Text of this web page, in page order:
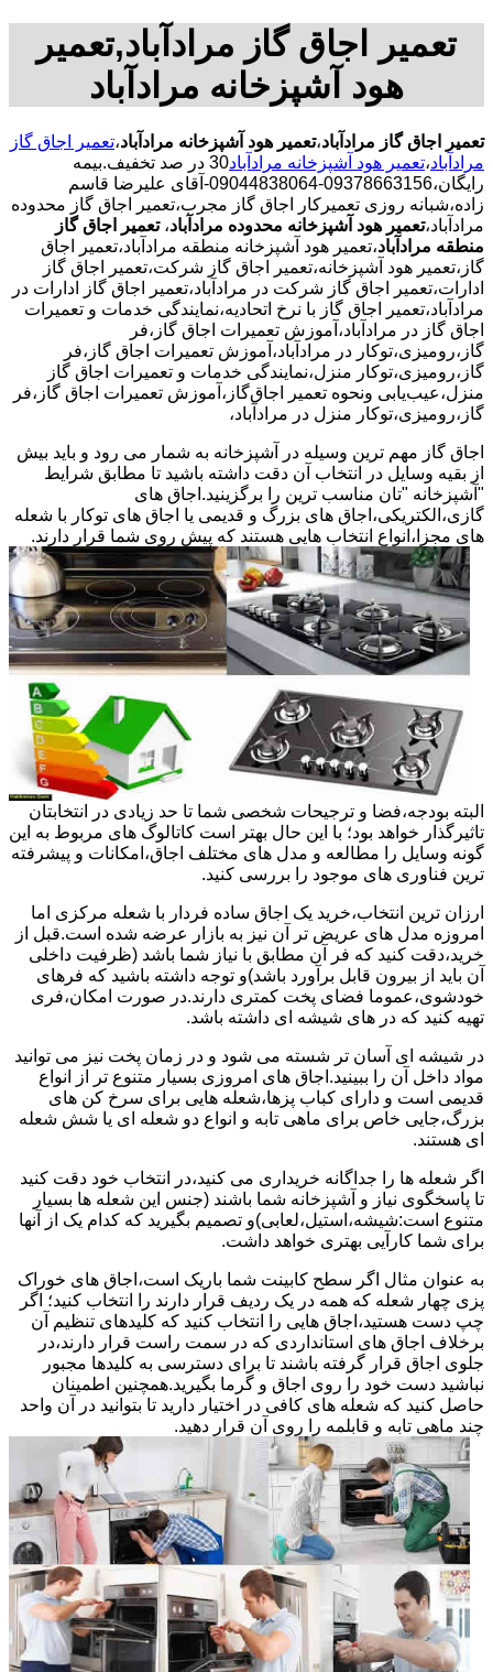
تعمیر اجاق گاز مرادآباد,تعمیر
هود آشپزخانه مرادآباد
تعمیر اجاق گاز مرادآباد،تعمیر هود آشپزخانه مرادآباد،تعمیر اجاق گاز
مرادآباد،تعمیر هود آشپزخانه مرادآباد
30 در صد تخفیف.بیمه
رایگان،09378663156-09044838064-آقای علیرضا قاسم
زاده،شبانه روزی تعمیرکار اجاق گاز مجرب،تعمیر اجاق گاز محدوده
مرادآباد،تعمیر هود آشپزخانه محدوده مرادآباد، تعمیر اجاق گاز
منطقه مرادآباد،تعمیر هود آشپزخانه منطقه مرادآباد،تعمیر اجاق
گاز،تعمیر هود آشپزخانه،تعمیر اجاق گاز شرکت،تعمیر اجاق گاز
ادارات،تعمیر اجاق گاز شرکت در مرادآباد،تعمیر اجاق گاز ادارات در
مرادآباد،تعمیر اجاق گاز با نرخ اتحادیه،نمایندگی خدمات و تعمیرات
اجاق گاز در مرادآباد،آموزش تعمیرات اجاق گاز،فر
گاز،رومیزی،توکار در مرادآباد،آموزش تعمیرات اجاق گاز،فر
گاز،رومیزی،توکار منزل،نمایندگی خدمات و تعمیرات اجاق گاز
منزل،عیب‌یابی ونحوه تعمیر اجاق‌گاز،آموزش تعمیرات اجاق گاز،فر
گاز،رومیزی،توکار منزل در مرادآباد،
اجاق گاز مهم ترین وسیله در آشپزخانه به شمار می رود و باید بیش
از بقیه وسایل در انتخاب آن دقت داشته باشید تا مطابق شرایط
"آشپزخانه "تان مناسب ترین را برگزینید.اجاق های
گازی،الکتریکی،اجاق های بزرگ و قدیمی یا اجاق های توکار با شعله
های مجزا،انواع انتخاب هایی هستند که پیش روی شما قرار دارند.
البته بودجه،فضا و ترجیحات شخصی شما تا حد زیادی در انتخابتان
تاثیرگذار خواهد بود؛ با این حال بهتر است کاتالوگ های مربوط به این
گونه وسایل را مطالعه و مدل های مختلف اجاق،امکانات و پیشرفته
ترین فناوری های موجود را بررسی کنید.
ارزان ترین انتخاب،خرید یک اجاق ساده فردار با شعله مرکزی اما
امروزه مدل های عریض تر آن نیز به بازار عرضه شده است.قبل از
خرید،دقت کنید که فر آن مطابق با نیاز شما باشد (ظرفیت داخلی
آن باید از بیرون قابل برآورد باشد)و توجه داشته باشید که فرهای
خودشوی،عموما فضای پخت کمتری دارند.در صورت امکان،فری
تهیه کنید که در های شیشه ای داشته باشد.
در شیشه ای آسان تر شسته می شود و در زمان پخت نیز می توانید
مواد داخل آن را ببینید.اجاق های امروزی بسیار متنوع تر از انواع
قدیمی است و دارای کباب پزها،شعله هایی برای سرخ کن های
بزرگ،جایی خاص برای ماهی تابه و انواع دو شعله ای یا شش شعله
ای هستند.
اگر شعله ها را جداگانه خریداری می کنید،در انتخاب خود دقت کنید
تا پاسخگوی نیاز و آشپزخانه شما باشند (جنس این شعله ها بسیار
متنوع است:شیشه،استیل،لعابی)و تصمیم بگیرید که کدام یک از آنها
برای شما کارآیی بهتری خواهد داشت.
به عنوان مثال اگر سطح کابینت شما باریک است،اجاق های خوراک
پزی چهار شعله که همه در یک ردیف قرار دارند را انتخاب کنید؛ اگر
چپ دست هستید،اجاق هایی را انتخاب کنید که کلیدهای تنظیم آن
برخلاف اجاق های استانداردی که در سمت راست قرار دارند،در
جلوی اجاق قرار گرفته باشند تا برای دسترسی به کلیدها مجبور
نباشید دست خود را روی اجاق و گرما بگیرید.همچنین اطمینان
حاصل کنید که شعله های کافی در اختیار دارید تا بتوانید در آن واحد
چند ماهی تابه و قابلمه را روی آن قرار دهید.